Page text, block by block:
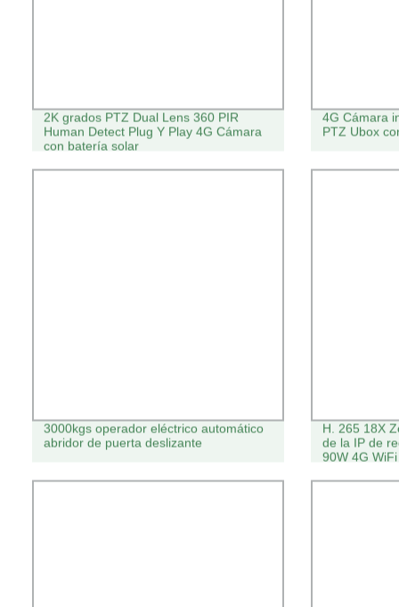
2K grados PTZ Dual Lens 360 PIR
Human Detect Plug Y Play 4G Cámara
con batería solar
4G Cámara
PTZ Ubox
3000kgs operador eléctrico automático
abridor de puerta deslizante
H. 265 18X
de la IP de
90W 4G